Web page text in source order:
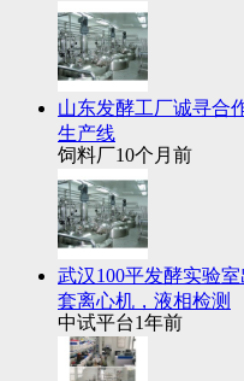
山东发酵工厂诚寻合
生产线
饲料厂10个月前
武汉100平发酵实验
套离心机，液相检测
中试平台1年前